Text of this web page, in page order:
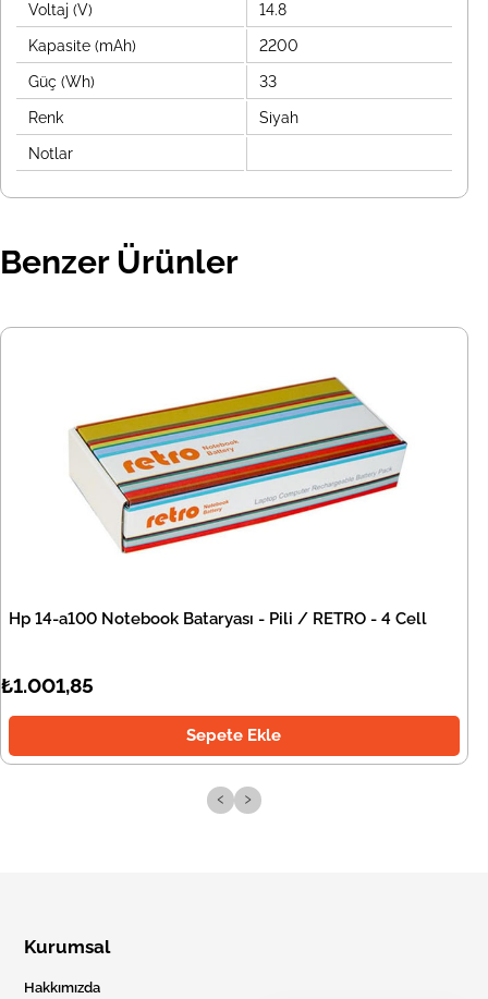
Voltaj (V) 14.8
Kapasite (mAh) 2200
Güç (Wh) 33
Renk Siyah
Notlar
Benzer Ürünler
Hp 14-a100 Notebook Bataryası - Pili / RETRO - 4 Cell
₺1.001,85
Sepete Ekle
‹ ›
Kurumsal
Hakkımızda